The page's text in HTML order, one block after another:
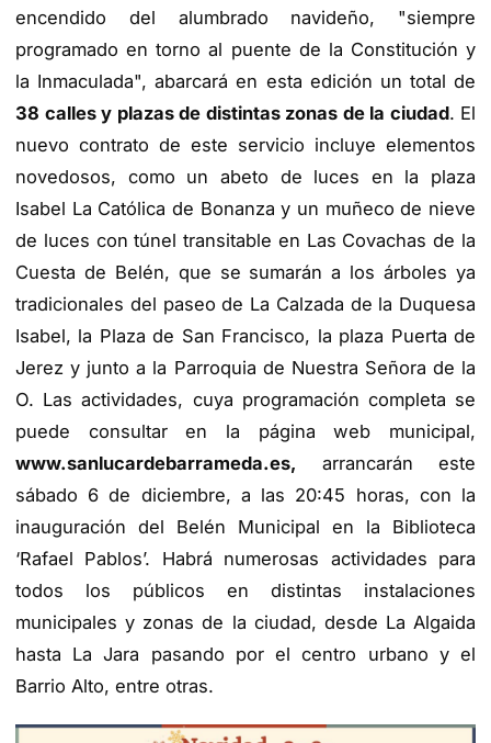
encendido del alumbrado navideño, "siempre
programado en torno al puente de la Constitución y
la Inmaculada", abarcará en esta edición un total de
38 calles y plazas de distintas zonas de la ciudad. El
nuevo contrato de este servicio incluye elementos
novedosos, como un abeto de luces en la plaza
Isabel La Católica de Bonanza y un muñeco de nieve
de luces con túnel transitable en Las Covachas de la
Cuesta de Belén, que se sumarán a los árboles ya
tradicionales del paseo de La Calzada de la Duquesa
Isabel, la Plaza de San Francisco, la plaza Puerta de
Jerez y junto a la Parroquia de Nuestra Señora de la
O. Las actividades, cuya programación completa se
puede consultar en la página web municipal,
www.sanlucardebarrameda.es, arrancarán este
sábado 6 de diciembre, a las 20:45 horas, con la
inauguración del Belén Municipal en la Biblioteca
‘Rafael Pablos’. Habrá numerosas actividades para
todos los públicos en distintas instalaciones
municipales y zonas de la ciudad, desde La Algaida
hasta La Jara pasando por el centro urbano y el
Barrio Alto, entre otras.